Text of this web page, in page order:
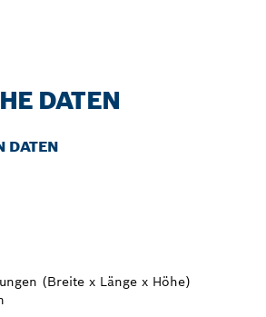
DATEN
DATEN
(Breite x Länge x Höhe)